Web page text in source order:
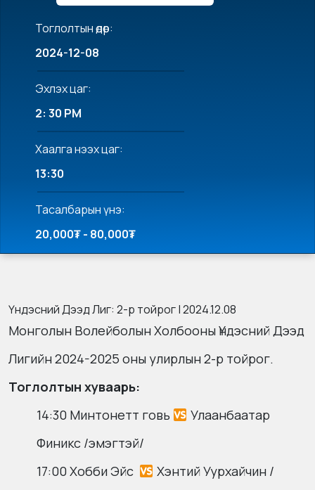
Тоглолтын өдөр:
2024-12-08
Эхлэх цаг:
2: 30 PM
Хаалга нээх цаг:
13:30
Тасалбарын үнэ:
20,000₮ - 80,000₮
Үндэсний Дээд Лиг: 2-р тойрог | 2024.12.08
Монголын Волейболын Холбооны Үндэсний Дээд
Лигийн 2024-2025 оны улирлын 2-р тойрог.
Тоглолтын хуваарь:
14:30 Минтонетт говь
Улаанбаатар
Финикс /эмэгтэй/
17:00 Хобби Эйс
Хэнтий Уурхайчин /